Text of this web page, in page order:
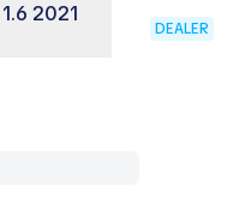
2021
DEALER